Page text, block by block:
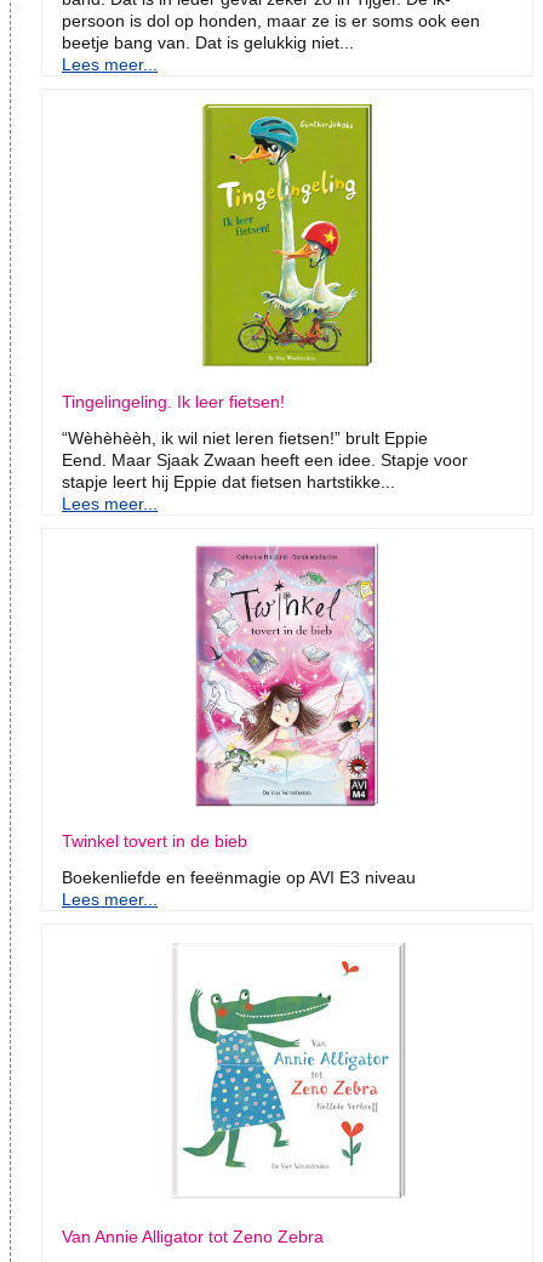
persoon is dol op honden, maar ze is er soms ook een
beetje bang van. Dat is gelukkig niet...
Lees meer...
Tingelingeling. Ik leer fietsen!
“Wèhèhèèh, ik wil niet leren fietsen!” brult Eppie
Eend. Maar Sjaak Zwaan heeft een idee. Stapje voor
stapje leert hij Eppie dat fietsen hartstikke...
Lees meer...
Twinkel tovert in de bieb
Boekenliefde en feeënmagie op AVI E3 niveau
Lees meer...
Van Annie Alligator tot Zeno Zebra